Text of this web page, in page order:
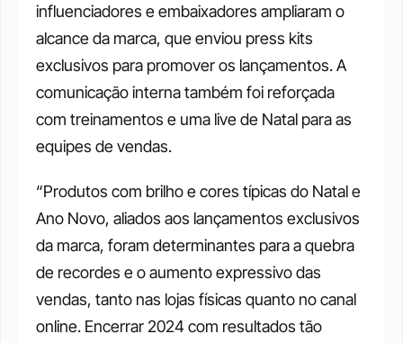
influenciadores e embaixadores ampliaram o
alcance da marca, que enviou press kits
exclusivos para promover os lançamentos. A
comunicação interna também foi reforçada
com treinamentos e uma live de Natal para as
equipes de vendas.
“Produtos com brilho e cores típicas do Natal e
Ano Novo, aliados aos lançamentos exclusivos
da marca, foram determinantes para a quebra
de recordes e o aumento expressivo das
vendas, tanto nas lojas físicas quanto no canal
online. Encerrar 2024 com resultados tão